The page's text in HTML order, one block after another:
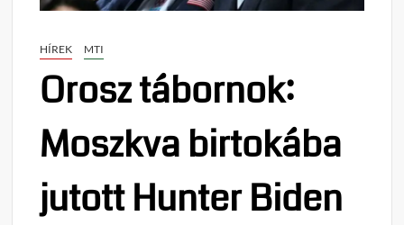
HÍREK MTI
Orosz tábornok:
Moszkva birtokába
jutott Hunter Biden